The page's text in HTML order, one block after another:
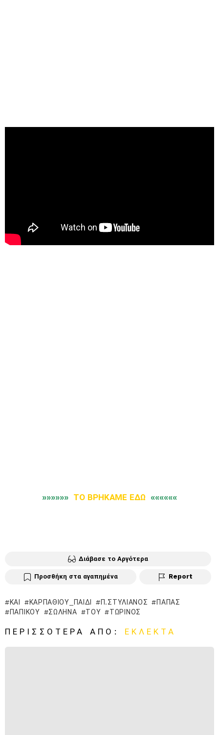
»»»»»» ΤΟ ΒΡΗΚΑΜΕ ΕΔΩ ««««««
Διάβασε το Αργότερα
Προσθήκη στα αγαπημένα Report
ΚΑΙ ΚΑΡΠΑΘΙΟΥ_ΠΑΙΔΙ Π.ΣΤΥΛΙΑΝΟΣ
ΠΆΠΑΣ
ΠΑΠΙΚΟΥ
ΣΩΛΗΝΑ ΤΟΥ ΤΩΡΙΝΟΣ
ΠΕΡΙΣΣΌΤΕΡΑ ΑΠΌ: ΕΚΛΕΚΤΆ